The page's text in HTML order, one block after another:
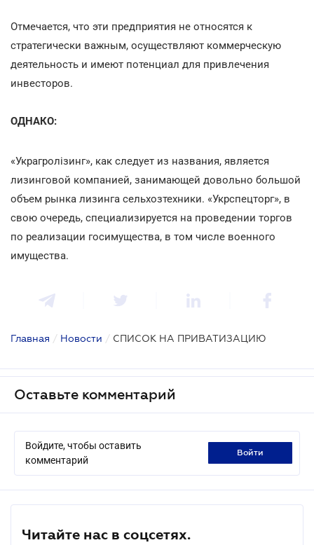
Отмечается, что эти предприятия не относятся к
стратегически важным, осуществляют коммерческую
деятельность и имеют потенциал для привлечения
инвесторов.
ОДНАКО:
«Украгролізинг», как следует из названия, является
лизинговой компанией, занимающей довольно большой
объем рынка лизинга сельхозтехники. «Укрспецторг», в
свою очередь, специализируется на проведении торгов
по реализации госимущества, в том числе военного
имущества.
Главная / Новости / СПИСОК НА ПРИВАТИЗАЦИЮ
Оставьте комментарий
Войдите, чтобы оставить
комментарий
войти
Читайте нас в соцсетях.